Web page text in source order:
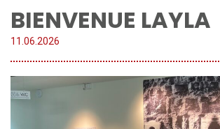
BIENVENUE LAYLA
11. 06 2026